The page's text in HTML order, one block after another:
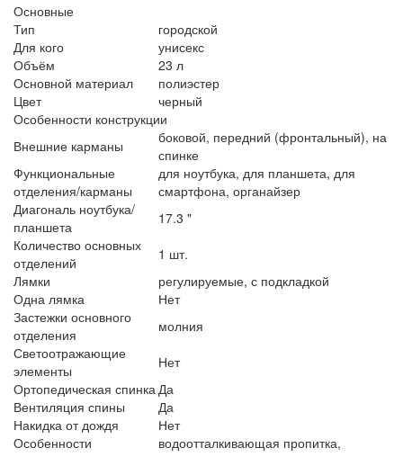
Основные
Тип
городской
Для кого
унисекс
Объём
23 л
Основной материал
полиэстер
Цвет
черный
Особенности конструкции
Внешние карманы
боковой, передний (фронтальный), на
спинке
Функциональные
отделения/карманы
для ноутбука, для планшета, для
смартфона, органайзер
Диагональ ноутбука/
планшета
17.3 "
Количество основных
отделений
1 шт.
Лямки
регулируемые, с подкладкой
Одна лямка
Нет
Застежки основного
отделения
молния
Светоотражающие
элементы
Нет
Ортопедическая спинка Да
Вентиляция спины
Да
Накидка от дождя
Нет
Особенности
водоотталкивающая пропитка,